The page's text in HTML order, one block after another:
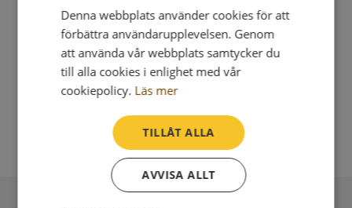
Denna webbplats använder cookies för att
förbättra användarupplevelsen. Genom
att använda vår webbplats samtycker du
till alla cookies i enlighet med vår
cookiepolicy. Läs mer
TILLÅT ALLA
AVVISA ALLT